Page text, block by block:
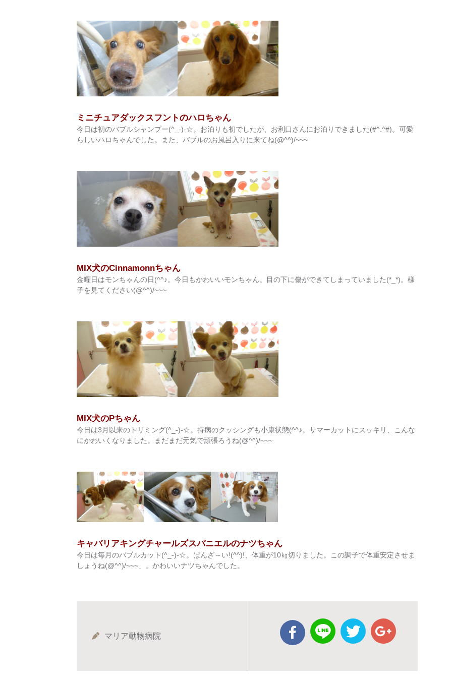
ミニチュアダックスフントのハロちゃん
今日は初のバブルシャンプー(^_-)-☆。お泊りも初でしたが、お利口さんにお泊りできました(#^.^#)。可愛
らしいハロちゃんでした。また、バブルのお風呂入りに来てね(@^^)/~~~
MIX犬のCinnamonnちゃん
金曜日はモンちゃんの日(^^♪。今日もかわいいモンちゃん。目の下に傷ができてしまっていました(*_*)。様
子を見てください(@^^)/~~~
MIX犬のPちゃん
今日は3月以来のトリミング(^_-)-☆。持病のクッシングも小康状態(^^♪。サマーカットにスッキリ、こんな
にかわいくなりました。まだまだ元気で頑張ろうね(@^^)/~~~
キャバリアキングチャールズスパニエルのナツちゃん
今日は毎月のバブルカット(^_-)-☆。ばんざ～い!(^^)!、体重が10㎏切りました。この調子で体重安定させま
しょうね(@^^)/~~~」。かわいいナツちゃんでした。
マリア動物病院